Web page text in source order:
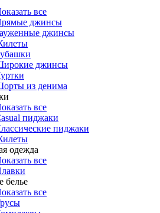
все
джинсы
джинсы
джинсы
из денима
все
пиджаки
пиджаки
одежда
все
белье
все